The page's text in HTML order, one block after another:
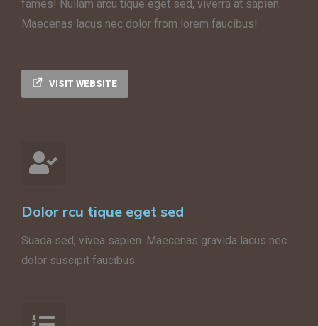
fames! Nullam arcu tique eget sed, viverra at sapien.
Maecenas lacus nec dolor from lorem faucibus!
VISIT WEBSITE
Dolor rcu tique eget sed
Suada sed, vivea sapien. Maecenas gravida lacus nec
dolor suscipit faucibus.